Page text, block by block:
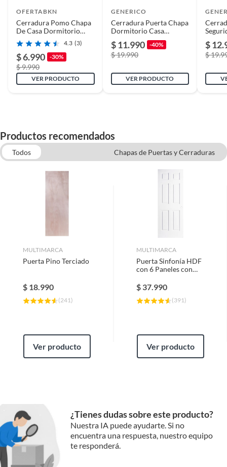
OFERTABKN
Cerradura Pomo Chapa
De Casa Dormitorio
Baño
4.3 (3)
$ 6.990 -30%
$ 9.990
VER PRODUCTO
GENERICO
Cerradura Puerta Chapa
Dormitorio Casa
Seguridad Color Cromo
$ 11.990 -40%
$ 19.990
VER PRODUCTO
$
$
Productos recomendados
Todos
Chapas de Puertas y Cerraduras
Puertas de Interior
MULTIMARCA
Puerta Pino Terciado
$ 18.990
(241)
Ver producto
MULTIMARCA
Puerta Sinfonía HDF
con 6 Paneles con
Prepintada
$ 37.990
(391)
Ver producto
¿Tienes dudas sobre este producto?
Nuestra IA puede ayudarte. Si no
encuentra una respuesta, nuestro equipo
te responderá.